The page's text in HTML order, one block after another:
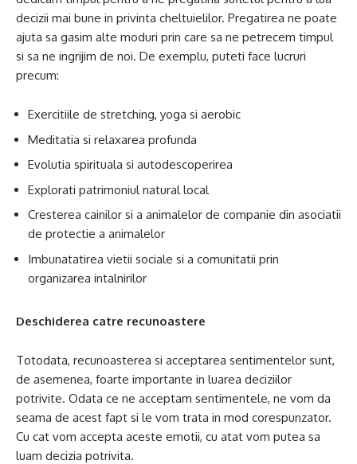
decizii mai bune in privinta cheltuielilor. Pregatirea ne poate
ajuta sa gasim alte moduri prin care sa ne petrecem timpul
si sa ne ingrijim de noi. De exemplu, puteti face lucruri
precum:
Exercitiile de stretching, yoga si aerobic
Meditatia si relaxarea profunda
Evolutia spirituala si autodescoperirea
Explorati patrimoniul natural local
Cresterea cainilor si a animalelor de companie din asociatii
de protectie a animalelor
Imbunatatirea vietii sociale si a comunitatii prin
organizarea intalnirilor
Deschiderea catre recunoastere
Totodata, recunoasterea si acceptarea sentimentelor sunt,
de asemenea, foarte importante in luarea deciziilor
potrivite. Odata ce ne acceptam sentimentele, ne vom da
seama de acest fapt si le vom trata in mod corespunzator.
Cu cat vom accepta aceste emotii, cu atat vom putea sa
luam decizia potrivita.